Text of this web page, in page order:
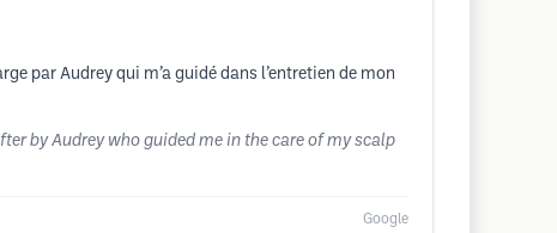
par Audrey qui m’a guidé dans l’entretien de mon
by Audrey who guided me in the care of my scalp
Google